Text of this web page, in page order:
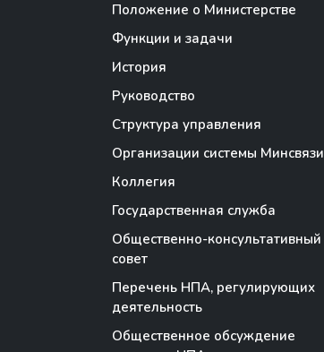
Положение о Министерстве
Функции и задачи
История
Руководство
Структура управления
Организации системы Минсвязи
Коллегия
Государственная служба
Общественно-консультативный
совет
Перечень НПА, регулирующих
деятельность
Общественное обсуждение